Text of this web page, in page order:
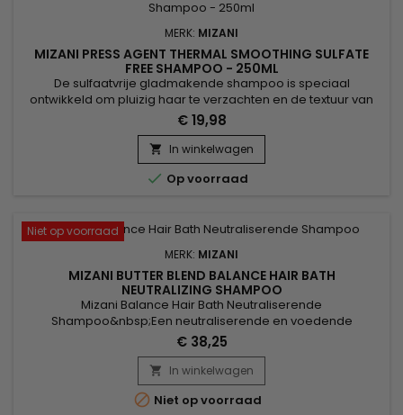
MERK: MIZANI
MIZANI PRESS AGENT THERMAL SMOOTHING SULFATE
FREE SHAMPOO - 250ML
De sulfaatvrije gladmakende shampoo is speciaal
ontwikkeld om pluizig haar te verzachten en de textuur van
het haar te verbeteren, en hydrateert het haar intensief
zonder het te verzwaren.&nbsp; Arganolie, bekend om zijn
herstellende en beschermende eigenschappen, versterkt
de haarvezel, terwijl agave-extract glans en soepelheid
toevoegt. &nbsp;Mizani...
€ 19,98
 In winkelwagen
 Op voorraad
Niet op voorraad
MERK: MIZANI
MIZANI BUTTER BLEND BALANCE HAIR BATH
NEUTRALIZING SHAMPOO
Mizani Balance Hair Bath Neutraliserende
Shampoo&nbsp;Een neutraliserende en voedende
shampoo met een roze indicator, die de resterende
ontkrullingsresten toont die gereinigd moeten worden.
&nbsp; De samenstelling uit honing in combinatie met
proteïnes zorgt voor een verbeterde hydratatie. &nbsp; Het
herstelt het natuurlijke pH-evenwicht en verwijdert...
€ 38,25
 In winkelwagen
 Niet op voorraad